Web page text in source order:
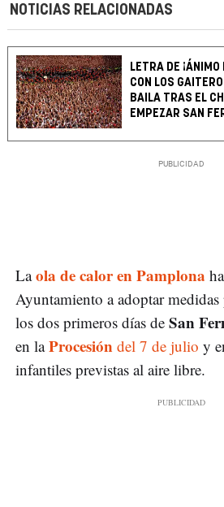
NOTICIAS RELACIONADAS
LETRA DE
CON LOS
BAILA TRAS EL
EMPEZAR SAN
Laola de calor en Pamplona
Ayuntamiento a adoptar
los dos primeros días de San
en laProcesión del 7 de julio y
infantiles previstas al aire libre.